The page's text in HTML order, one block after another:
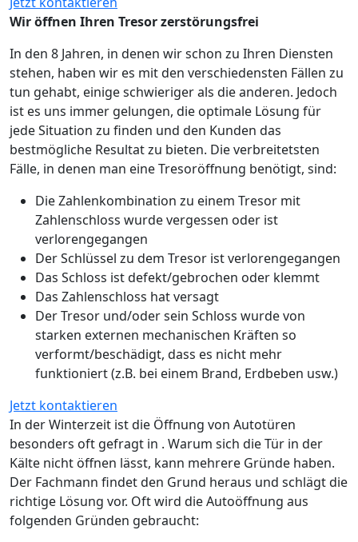
Wir öffnen Ihren Tresor zerstörungsfrei
In den 8 Jahren, in denen wir schon zu Ihren Diensten
stehen, haben wir es mit den verschiedensten Fällen zu
tun gehabt, einige schwieriger als die anderen. Jedoch
ist es uns immer gelungen, die optimale Lösung für
jede Situation zu finden und den Kunden das
bestmögliche Resultat zu bieten. Die verbreitetsten
Fälle, in denen man eine Tresoröffnung benötigt, sind:
Die Zahlenkombination zu einem Tresor mit
Zahlenschloss wurde vergessen oder ist
verlorengegangen
Der Schlüssel zu dem Tresor ist verlorengegangen
Das Schloss ist defekt/gebrochen oder klemmt
Das Zahlenschloss hat versagt
Der Tresor und/oder sein Schloss wurde von
starken externen mechanischen Kräften so
verformt/beschädigt, dass es nicht mehr
funktioniert (z.B. bei einem Brand, Erdbeben usw.)
Jetzt kontaktieren
In der Winterzeit ist die Öffnung von Autotüren
besonders oft gefragt in . Warum sich die Tür in der
Kälte nicht öffnen lässt, kann mehrere Gründe haben.
Der Fachmann findet den Grund heraus und schlägt die
richtige Lösung vor. Oft wird die Autoöffnung aus
folgenden Gründen gebraucht: